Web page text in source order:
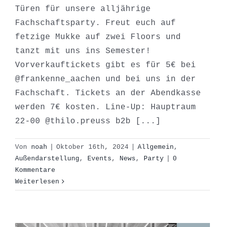
Türen für unsere alljährige
Fachschaftsparty. Freut euch auf
fetzige Mukke auf zwei Floors und
tanzt mit uns ins Semester!
Vorverkauftickets gibt es für 5€ bei
@frankenne_aachen und bei uns in der
Fachschaft. Tickets an der Abendkasse
werden 7€ kosten. Line-Up: Hauptraum
22-00 @thilo.preuss b2b [...]
Von noah Oktober 16th, 2024 Allgemein ,
Außendarstellung , Events , News , Party
0
Kommentare
Weiterlesenöffnungzeiten